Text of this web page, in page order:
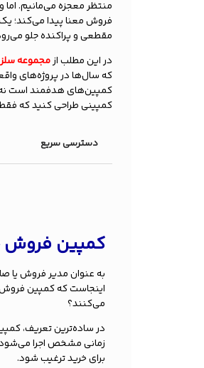
منتظر معجزه می‌مانیم.
فروش معنا پیدا می‌کند؛
مقطعی و پراکنده جلو
در این مطلب ازمجموعه
که سال‌ها در پروژه‌های
کمپین‌های هدفمند است
کمپینی طراحی کنید که
دسترسی سریع
کمپین
به عنوان مدیر فروش یا
اینجاست که کمپین
می‌کنند؟
در ساده‌ترین تعریف،
زمانی مشخص اجرا می‌شود.
برای خرید ترغیب شود.